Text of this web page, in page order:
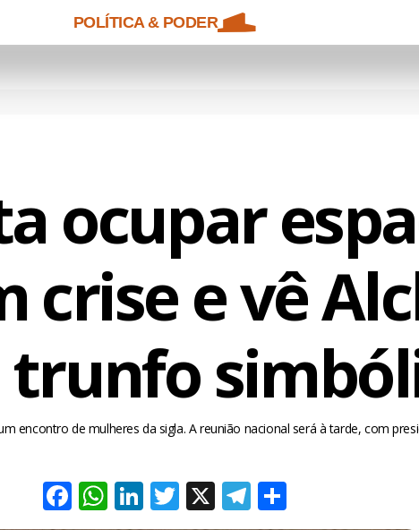
POLÍTICA & PODER
ocupar
crise e vê
trunfo
encontro de mulheres da sigla. A reunião nacional será à tarde, com
Facebook
WhatsApp
LinkedIn
Twitter
X Telegram